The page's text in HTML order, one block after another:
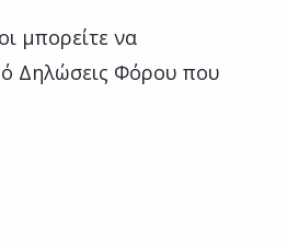
μπορείτε να
Δηλώσεις Φόρου που